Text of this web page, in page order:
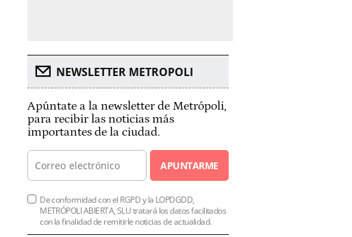
NEWSLETTER METROPOLI
Apúntate a la newsletter de Metrópoli,
para recibir las noticias más
importantes de la ciudad.
APUNTARME
De conformidad con el RGPD y la LOPDGDD,
METRÓPOLI ABIERTA, SLU tratará los datos facilitados
con la finalidad de remitirle noticias de actualidad.